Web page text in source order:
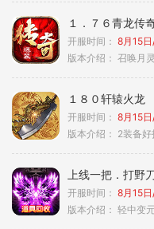
１．７６青龙传
开服时间： 8月15
版本介绍： 召唤月
１８０轩辕火龙
开服时间： 8月15
版本介绍： 2装备
上线一把．打野
开服时间： 8月15
版本介绍： 轻中变